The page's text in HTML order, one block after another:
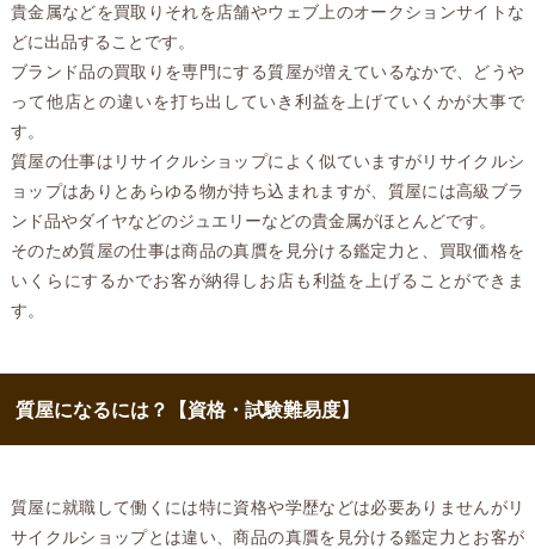
貴金属などを買取りそれを店舗やウェブ上のオークションサイトな
どに出品することです。
ブランド品の買取りを専門にする質屋が増えているなかで、どうや
って他店との違いを打ち出していき利益を上げていくかが大事で
す。
質屋の仕事はリサイクルショップによく似ていますがリサイクルシ
ョップはありとあらゆる物が持ち込まれますが、質屋には高級ブラ
ンド品やダイヤなどのジュエリーなどの貴金属がほとんどです。
そのため質屋の仕事は商品の真贋を見分ける鑑定力と、買取価格を
いくらにするかでお客が納得しお店も利益を上げることができま
す。
質屋になるには？【資格・試験難易度】
質屋に就職して働くには特に資格や学歴などは必要ありませんがリ
サイクルショップとは違い、商品の真贋を見分ける鑑定力とお客が